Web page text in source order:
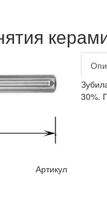
30%.
Артикул